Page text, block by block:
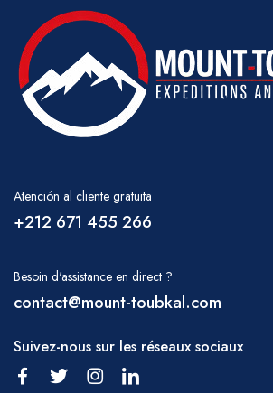
y esto se discutirá antes de
puede modificarse en
el consejo de tu guía.
RAMADÁN
Mantendremos nuestro
pedimos que respetes a tu
permitiéndoles la cortesía de
amanecer) y evitar, donde
fumar y picar inmediatamente
prepararán el almuerzo
de sus deberes.
Atención al cliente gratuita
+212 671 455 266
Besoin d'assistance en direct ?
contact@mount-toubkal.com
Suivez-nous sur les réseaux sociaux